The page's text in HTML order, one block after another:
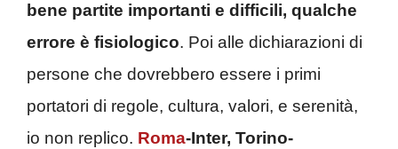
bene partite importanti e difficili, qualche
errore è fisiologico. Poi alle dichiarazioni di
persone che dovrebbero essere i primi
portatori di regole, cultura, valori, e serenità,
io non replico. Roma-Inter, Torino-